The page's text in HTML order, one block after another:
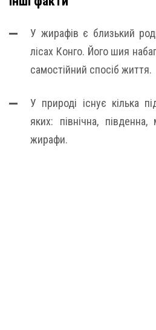
У жирафів є близький
лісах Конго. Його шия
самостійний спосіб життя.
У природі існує кілька
яких: північна,
жирафи.